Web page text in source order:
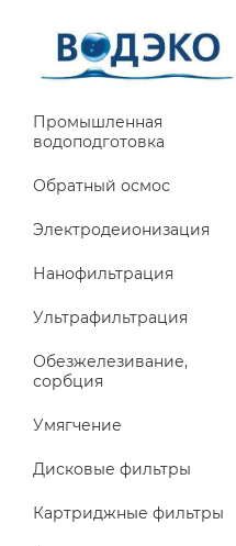
Промышленная
водоподготовка
Обратный осмос
Электродеионизация
Нанофильтрация
Ультрафильтрация
Обезжелезивание,
сорбция
Умягчение
Дисковые фильтры
Картриджные фильтры